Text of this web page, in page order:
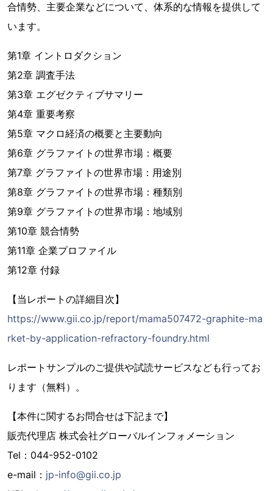
合情勢、主要企業などについて、体系的な情報を提供して
います。
第1章 イントロダクション
第2章 調査手法
第3章 エグゼクティブサマリー
第4章 重要考察
第5章 マクロ経済の概要と主要動向
第6章 グラファイトの世界市場：概要
第7章 グラファイトの世界市場：用途別
第8章 グラファイトの世界市場：種類別
第9章 グラファイトの世界市場：地域別
第10章 競合情勢
第11章 企業プロファイル
第12章 付録
【当レポートの詳細目次】
https://www.gii.co.jp/report/mama507472-graphite-ma
rket-by-application-refractory-foundry.html
レポートサンプルのご提供や試読サービスなども行ってお
ります（無料）。
【本件に関するお問合せは下記まで】
販売代理店 株式会社グローバルインフォメーション
Tel：044-952-0102
e-mail： jp-info@gii.co.jp